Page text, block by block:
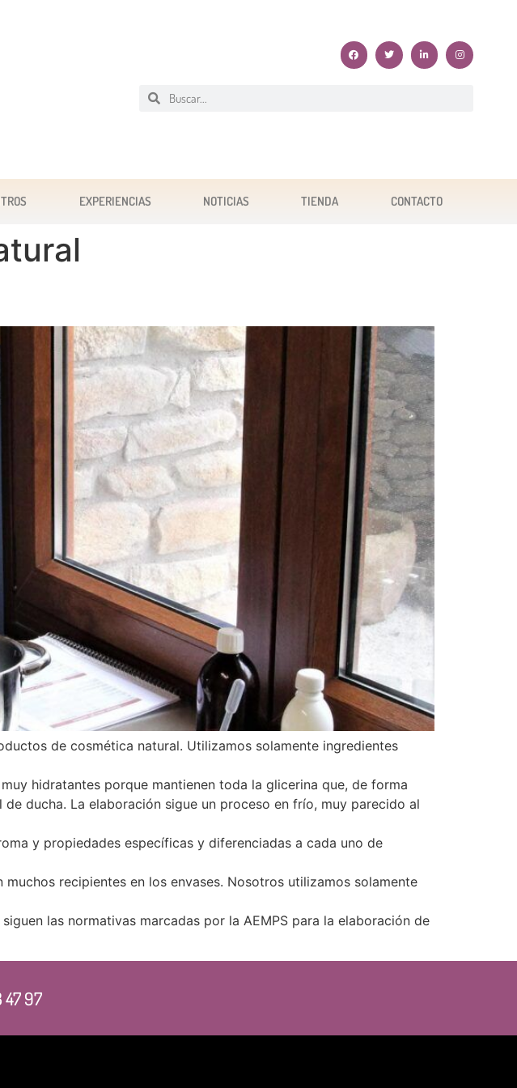
EXPERIENCIAS NOTICIAS TIENDA CONTACTO
de cosmética natural. Utilizamos solamente ingredientes
hidratantes porque mantienen toda la glicerina que, de forma
ducha. La elaboración sigue un proceso en frío, muy parecido al
y propiedades específicas y diferenciadas a cada uno de
recipientes en los envases. Nosotros utilizamos solamente
las normativas marcadas por la AEMPS para la elaboración de
97